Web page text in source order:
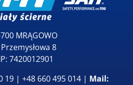
MRĄGOWO
8
7420012901
19 | +48 660 495 014 | Mail: